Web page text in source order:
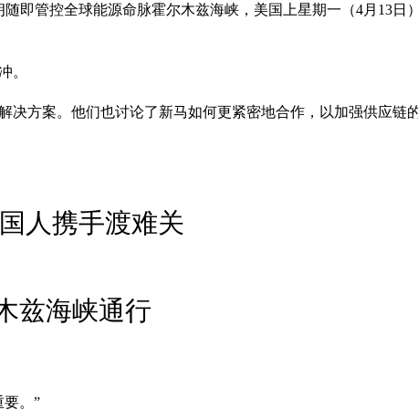
即管控全球能源命脉霍尔木兹海峡，美国上星期一（4月13日
。
方案。他们也讨论了新马如何更紧密地合作，以加强供应链的
人携手渡难关
兹海峡通行
。”